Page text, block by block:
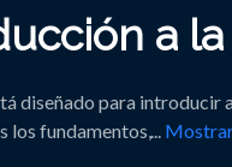
a
diseñado para introducir
los fundamentos,